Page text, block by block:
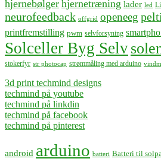
hjernebølger hjernetræning lader led
neurofeedback offgrid openeeg
printfremstilling pwm selvforsyning
Solceller Byg Selv
stokerfyr str photocap strømmåling med arduino
3d print techmind designs
techmind på youtube
techmind på linkdin
techmind på facebook
techmind på pinterest
android arduino batteri Batteri til